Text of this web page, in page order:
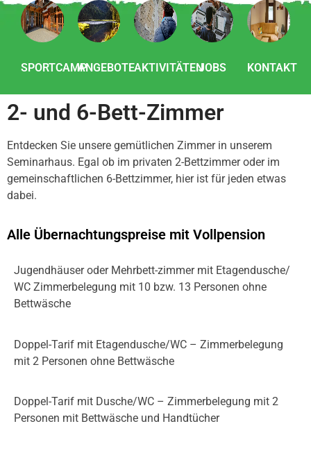
SPORTCAMPANGEBOTEAKTIVITÄTENJOBS KONTAKT
2- und 6-Bett-Zimmer
Entdecken Sie unsere gemütlichen Zimmer in unserem
Seminarhaus. Egal ob im privaten 2-Bettzimmer oder im
gemeinschaftlichen 6-Bettzimmer, hier ist für jeden etwas
dabei.
Alle Übernachtungspreise mit Vollpension
Jugend­häu­ser oder Mehr­bett-zimmer mit Etagendusche/​
WC Zimmer­be­le­gung mit 10 bzw. 13 Personen ohne
Bettwäsche
Doppel-Tarif mit Etagendusche/​WC – Zimmer­be­le­gung
mit 2 Personen ohne Bettwäsche
Doppel-Tarif mit Dusche/​WC – Zimmer­be­le­gung mit 2
Personen mit Bettwäsche und Handtücher